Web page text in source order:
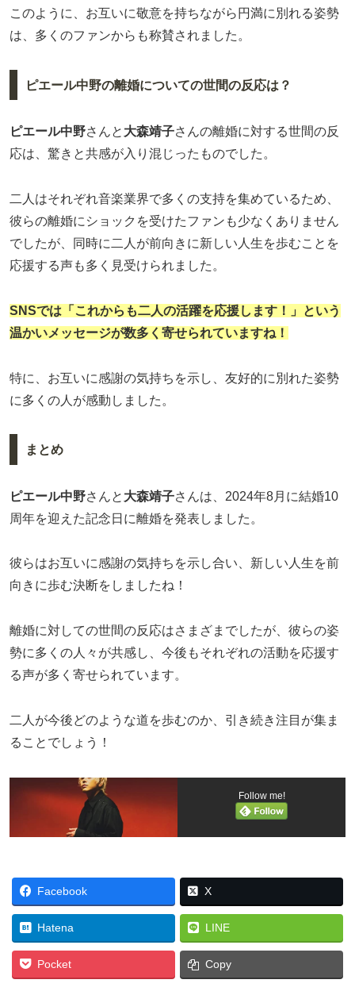
このように、お互いに敬意を持ちながら円満に別れる姿勢
は、多くのファンからも称賛されました。
ピエール中野の離婚についての世間の反応は？
ピエール中野さんと 大森靖子さんの離婚に対する世間の反
応は、驚きと共感が入り混じったものでした。
二人はそれぞれ音楽業界で多くの支持を集めているため、
彼らの離婚にショックを受けたファンも少なくありません
でしたが、同時に二人が前向きに新しい人生を歩むことを
応援する声も多く見受けられました。
SNSでは「これからも二人の活躍を応援します！」という
温かいメッセージが数多く寄せられていますね！
特に、お互いに感謝の気持ちを示し、友好的に別れた姿勢
に多くの人が感動しました。
まとめ
ピエール中野さんと 大森靖子さんは、2024年8月に結婚10
周年を迎えた記念日に離婚を発表しました。
彼らはお互いに感謝の気持ちを示し合い、新しい人生を前
向きに歩む決断をしましたね！
離婚に対しての世間の反応はさまざまでしたが、彼らの姿
勢に多くの人々が共感し、今後もそれぞれの活動を応援す
る声が多く寄せられています。
二人が今後どのような道を歩むのか、引き続き注目が集ま
ることでしょう！
Follow me!
Facebook X
Hatena LINE
Pocket Copy